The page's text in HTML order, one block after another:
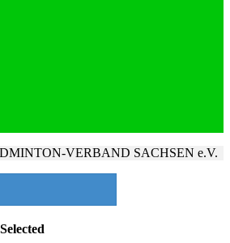
VERBAND SACHSEN e.V.